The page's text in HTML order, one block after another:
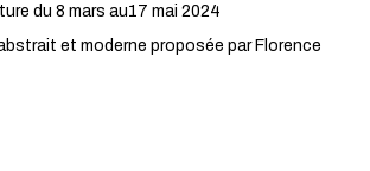
du 8 mars au17 mai 2024
et moderne proposée par Florence